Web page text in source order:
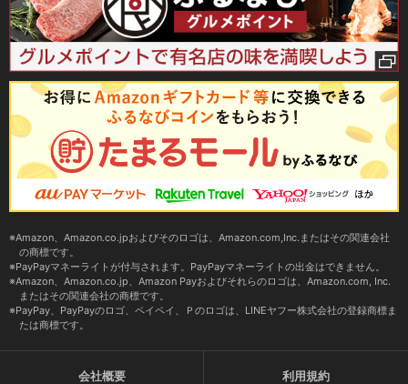
Amazon、Amazon.co.jpおよびそのロゴは、Amazon.com,Inc.またはその関連会社
の商標です。
PayPayマネーライトが付与されます。PayPayマネーライトの出金はできません。
Amazon、Amazon.co.jp、Amazon Payおよびそれらのロゴは、Amazon.com, Inc.
またはその関連会社の商標です。
PayPay、PayPayのロゴ、ペイペイ、Ｐのロゴは、LINEヤフー株式会社の登録商標ま
たは商標です。
会社概要 利用規約